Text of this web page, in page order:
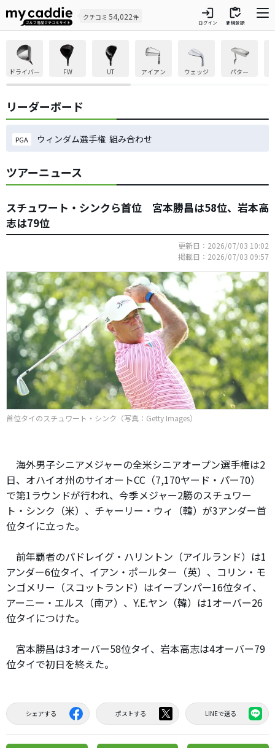
クチコミ 54,022件 login
ログイン
inventory
新規登録
ドライバー FW UT アイアン ウェッジ パター
リーダーボード
PGA ウィンダム選手権 組み合わせ
ツアーニュース
スチュワート・シンクら首位 宮本勝昌は58位、岩本高
志は79位
更新日：2026/07/03 10:02
掲載日：2026/07/03 09:57
首位タイのスチュワート・シンク（写真：Getty Images）
海外男子シニアメジャーの全米シニアオープン選手権は2
日、オハイオ州のサイオートCC（7,170ヤード・パー70）
で第1ラウンドが行われ、今季メジャー2勝のスチュワー
ト・シンク（米）、チャーリー・ウィ（韓）が3アンダー首
位タイに立った。
前年覇者のパドレイグ・ハリントン（アイルランド）は1
アンダー6位タイ、イアン・ポールター（英）、コリン・モ
ンゴメリー（スコットランド）はイーブンパー16位タイ、
アーニー・エルス（南ア）、Y.E.ヤン（韓）は1オーバー26
位タイにつけた。
宮本勝昌は3オーバー58位タイ、岩本高志は4オーバー79
位タイで初日を終えた。
シェアする ポストする LINEで送る